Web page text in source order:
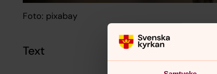
Foto: pixabay
Text